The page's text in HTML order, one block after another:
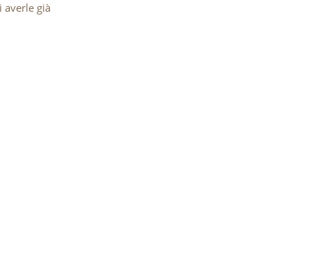
averle già